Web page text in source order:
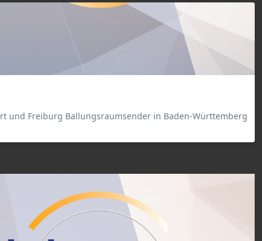
und Freiburg Ballungsraumsender in Baden-Württemberg